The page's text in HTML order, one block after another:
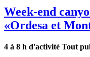
Week-end
«Ordesa et
4 à 8 h d'activité Tout